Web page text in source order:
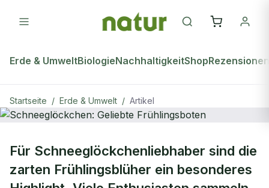
Erde & UmweltBiologieNachhaltigkeitShopRezensionen
Startseite / Erde & Umwelt / Artikel
natur Plus ERDE & UMWELT
Schneeglöckchen: Geliebte
Für Schneeglöckchenliebhaber sind die
zarten Frühlingsblüher ein besonderes